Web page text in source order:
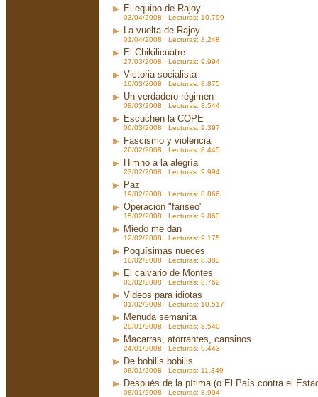
El equipo de Rajoy
03/04/2008 Lecturas: 10.799
La vuelta de Rajoy
01/04/2008 Lecturas: 8.248
El Chikilicuatre
27/03/2008 Lecturas: 9.994
Victoria socialista
16/03/2008 Lecturas: 8.875
Un verdadero régimen
08/03/2008 Lecturas: 8.544
Escuchen la COPE
06/03/2008 Lecturas: 9.397
Fascismo y violencia
26/02/2008 Lecturas: 8.445
Himno a la alegría
23/02/2008 Lecturas: 9.994
Paz
19/02/2008 Lecturas: 8.866
Operación "fariseo"
15/02/2008 Lecturas: 9.863
Miedo me dan
12/02/2008 Lecturas: 9.175
Poquísimas nueces
10/02/2008 Lecturas: 8.383
El calvario de Montes
03/02/2008 Lecturas: 8.762
Videos para idiotas
01/02/2008 Lecturas: 10.517
Menuda semanita
29/01/2008 Lecturas: 8.540
Macarras, atorrantes, cansinos
24/01/2008 Lecturas: 9.443
De bobilis bobilis
08/01/2008 Lecturas: 11.349
Después de la pítima (o El País contra el
08/01/2008 Lecturas: 8.904